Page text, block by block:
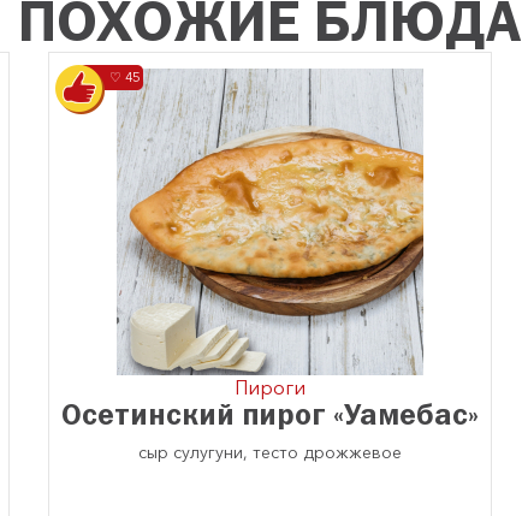
ПОХОЖИЕ БЛЮДА
♡ 45
Пироги
Осетинский пирог «Уамебас»
сыр сулугуни, тесто дрожжевое